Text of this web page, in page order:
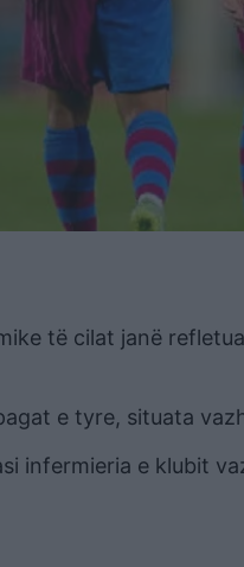
të cilat janë
e tyre, situata
infermieria e klubit